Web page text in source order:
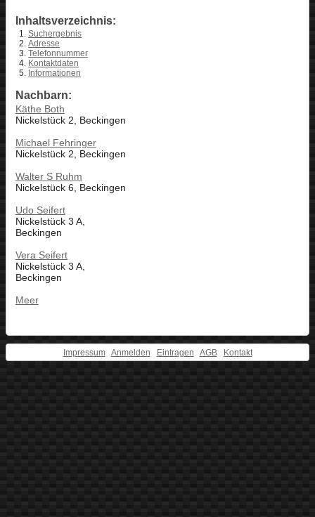
Inhaltsverzeichnis:
Suchergebnis
Adresse
Telefonnummer
Kontaktdaten
Informationen
Nachbarn:
Käthe Both
Nickelstück 2, Beckingen
Michael Fehringer
Nickelstück 2, Beckingen
Walter S Ruhm
Nickelstück 6, Beckingen
Udo Seifert
Nickelstück 3 A,
Beckingen
Vera Seifert
Nickelstück 3 A,
Beckingen
Meer
Impressum Anmelden Eintragen AGB Kontakt